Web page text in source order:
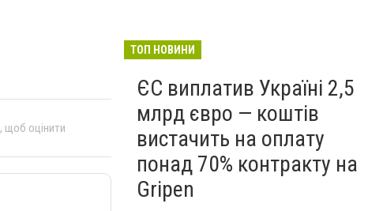
, щоб оцінити
ТОП НОВИНИ
ЄС виплатив Україні 2,5
млрд євро — коштів
вистачить на оплату
понад 70% контракту на
Gripen